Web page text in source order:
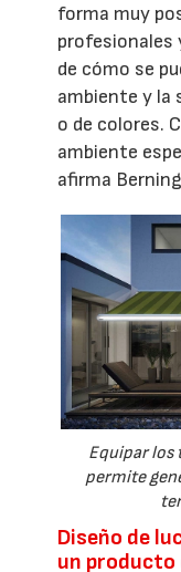
forma muy
profesionales
de cómo se
ambiente y la
o de colores.
ambiente
afirma
Equipar los
permite
Diseño de
un producto